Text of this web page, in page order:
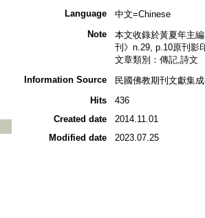
Language
中文=Chinese
Note
本文收錄於黃夏年主
刊》n.29, p.10原刊影
文章類別：傳記,詩文
Information Source
民國佛教期刊文獻集
Hits
436
Created date
2014.11.01
Modified date
2023.07.25